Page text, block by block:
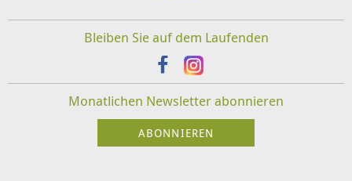
Bleiben Sie auf dem Laufenden
Monatlichen Newsletter abonnieren